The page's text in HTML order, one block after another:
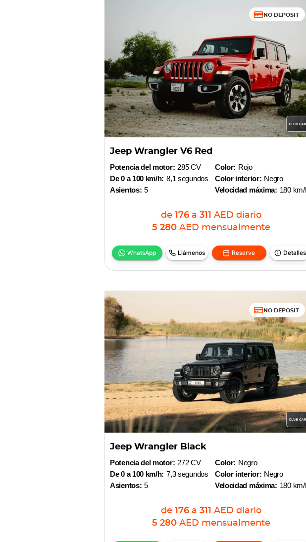
NO DEPOSIT
Jeep Wrangler V6 Red
Potencia del motor: 285 CV
De 0 a 100 km/h: 8,1 segundos
Asientos: 5
Color: Rojo
Color interior: Negro
Velocidad máxima: 180
de 176 a 311 AED diario
5 280 AED mensualmente
WhatsApp Llámenos Reserve Detalles
NO DEPOSIT
Jeep Wrangler Black
Potencia del motor: 272 CV
De 0 a 100 km/h: 7,3 segundos
Asientos: 5
Color: Negro
Color interior: Negro
Velocidad máxima: 180
de 176 a 311 AED diario
5 280 AED mensualmente